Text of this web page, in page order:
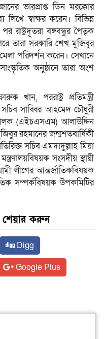
ভারপ্রাপ্ত ডিন মরক্কোর
স্বাক্ষর করেন। বিভিন্ন
রাষ্ট্রদূতরা বঙ্গবন্ধুর পৈতৃক
তারা সরকারি শেখ মুজিবুর
পরিদর্শন করেন। সেখানে
অনুষ্ঠানে তারা অংশ
পররাষ্ট্র প্রতিমন্ত্রী
সচিব সাব্বির আহমেদ চৌধুরী
(এইচএসএম) আলাউদ্দিন
রহমানের জন্মশতবার্ষিকী
সচিব এমদাদুল্লাহ মিয়া
সংসদীয় স্থায়ী
লীগের আন্তর্জাতিকবিষয়ক
সম্পর্কবিষয়ক উপকমিটির
শেয়ার করুন
Digg
Google Plus